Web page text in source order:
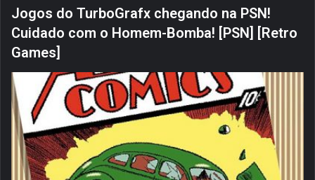
Jogos do TurboGrafx chegando na PSN!
Cuidado com o Homem-Bomba! [PSN] [Retro
Games]